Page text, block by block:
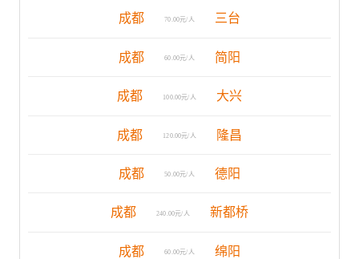
成都 70.00元/人 三台
成都 60.00元/人 简阳
成都 100.00元/人 大兴
成都 120.00元/人 隆昌
成都 50.00元/人 德阳
成都 240.00元/人 新都桥
成都 60.00元/人 绵阳